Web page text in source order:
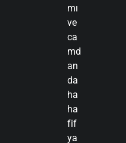
mı
ve
ca
md
an
da
ha
ha
fif
ya